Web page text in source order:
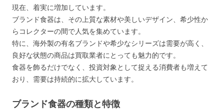
現在、着実に増加しています。
ブランド食器は、その上質な素材や美しいデザイン、希少性か
らコレクターの間で人気を集めています。
特に、海外製の有名ブランドや希少なシリーズは需要が高く、
良好な状態の商品は買取業者にとっても魅力的です。
食器を飾るだけでなく、投資対象として捉える消費者も増えて
おり、需要は持続的に拡大しています。
ブランド食器の種類と特徴